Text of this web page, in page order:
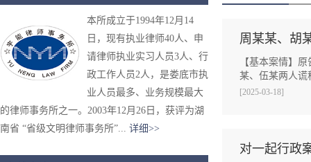
本所成立于1994年12月14
日，现有执业律师40人、申
请律师执业实习人员3人、行
政工作人员2人，是娄底市执
业人员最多、业务规模最大
的律师事务所之一。2003年12月26日，获评为湖
南省 “省级文明律师事务所”... 详细>>
周某某、胡
【基本案情】
某、伍某两人
[2025-03-18]
对一起行政